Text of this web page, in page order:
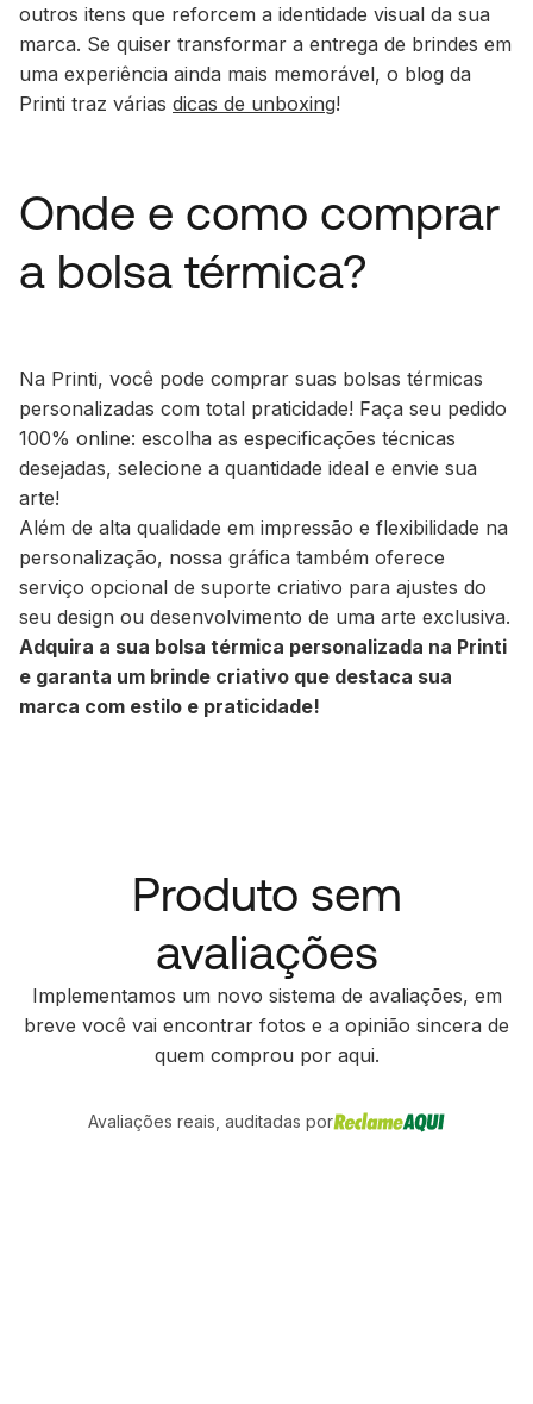
outros itens que reforcem a identidade visual da sua
marca. Se quiser transformar a entrega de brindes em
uma experiência ainda mais memorável, o blog da
Printi traz várias dicas de unboxing!
Onde e como comprar
a bolsa térmica?
Na Printi, você pode comprar suas bolsas térmicas
personalizadas com total praticidade! Faça seu pedido
100% online: escolha as especificações técnicas
desejadas, selecione a quantidade ideal e envie sua
arte!
Além de alta qualidade em impressão e flexibilidade na
personalização, nossa gráfica também oferece
serviço opcional de suporte criativo para ajustes do
seu design ou desenvolvimento de uma arte exclusiva.
Adquira a sua bolsa térmica personalizada na Printi
e garanta um brinde criativo que destaca sua
marca com estilo e praticidade!
Produto sem
avaliações
Implementamos um novo sistema de avaliações, em
breve você vai encontrar fotos e a opinião sincera de
quem comprou por aqui.
Avaliações reais, auditadas por